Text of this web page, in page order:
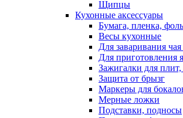
Щипцы
Кухонные аксессуары
Бумага, пленка,
Весы кухонные
Для заваривания
Для приготовления
Зажигалки для
Защита от брызг
Маркеры для
Мерные ложки
Подставки, подносы